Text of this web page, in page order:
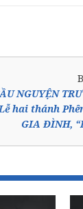
NGUYỆN
Lễ hai thánh
GIA ĐÌNH,